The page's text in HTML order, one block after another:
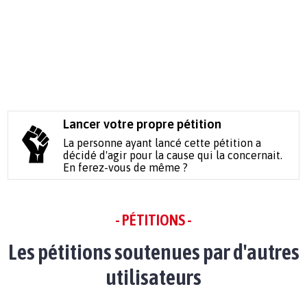
Lancer votre propre pétition
La personne ayant lancé cette pétition a
décidé d'agir pour la cause qui la concernait.
En ferez-vous de même ?
- PÉTITIONS -
Les pétitions soutenues par d'autres
utilisateurs